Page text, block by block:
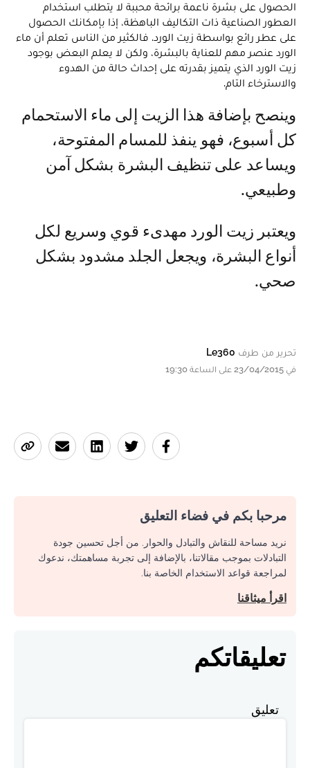
الحصول على بشرة ناعمة برائحة محببة لا يتطلب استخدام
العطور الصناعية ذات التكاليف الباهظة، إذا بإمكانك الحصول
على عطر رائع بواسطة زيت الورد. فالكثير من الناس تعلم أن ماء
الورد عنصر مهم للعناية بالبشرة، ولكن لا يعلم البعض بوجود
زيت الورد الذي يتميز بقدرته على إحداث حالة من الهدوء
والاسترخاء التام.
وينصح بإضافة هذا الزيت إلى ماء الاستحمام
كل أسبوع، فهو ينفذ للمسام المفتوحة،
ويساعد على تنظيف البشرة بشكل آمن
وطبيعي.
ويعتبر زيت الورد مهدىء قوي وسريع لكل
أنواع البشرة، ويجعل الجلد مشدود بشكل
صحي.
تحرير من طرف Le360
في 23/04/2015 على الساعة 19:30
مرحبا بكم في فضاء التعليق
نريد مساحة للنقاش والتبادل والحوار. من أجل تحسين جودة
التبادلات بموجب مقالاتنا، بالإضافة إلى تجربة مساهمتك، ندعوك
لمراجعة قواعد الاستخدام الخاصة بنا.
اقرأ ميثاقنا
تعليقاتكم
تعليق